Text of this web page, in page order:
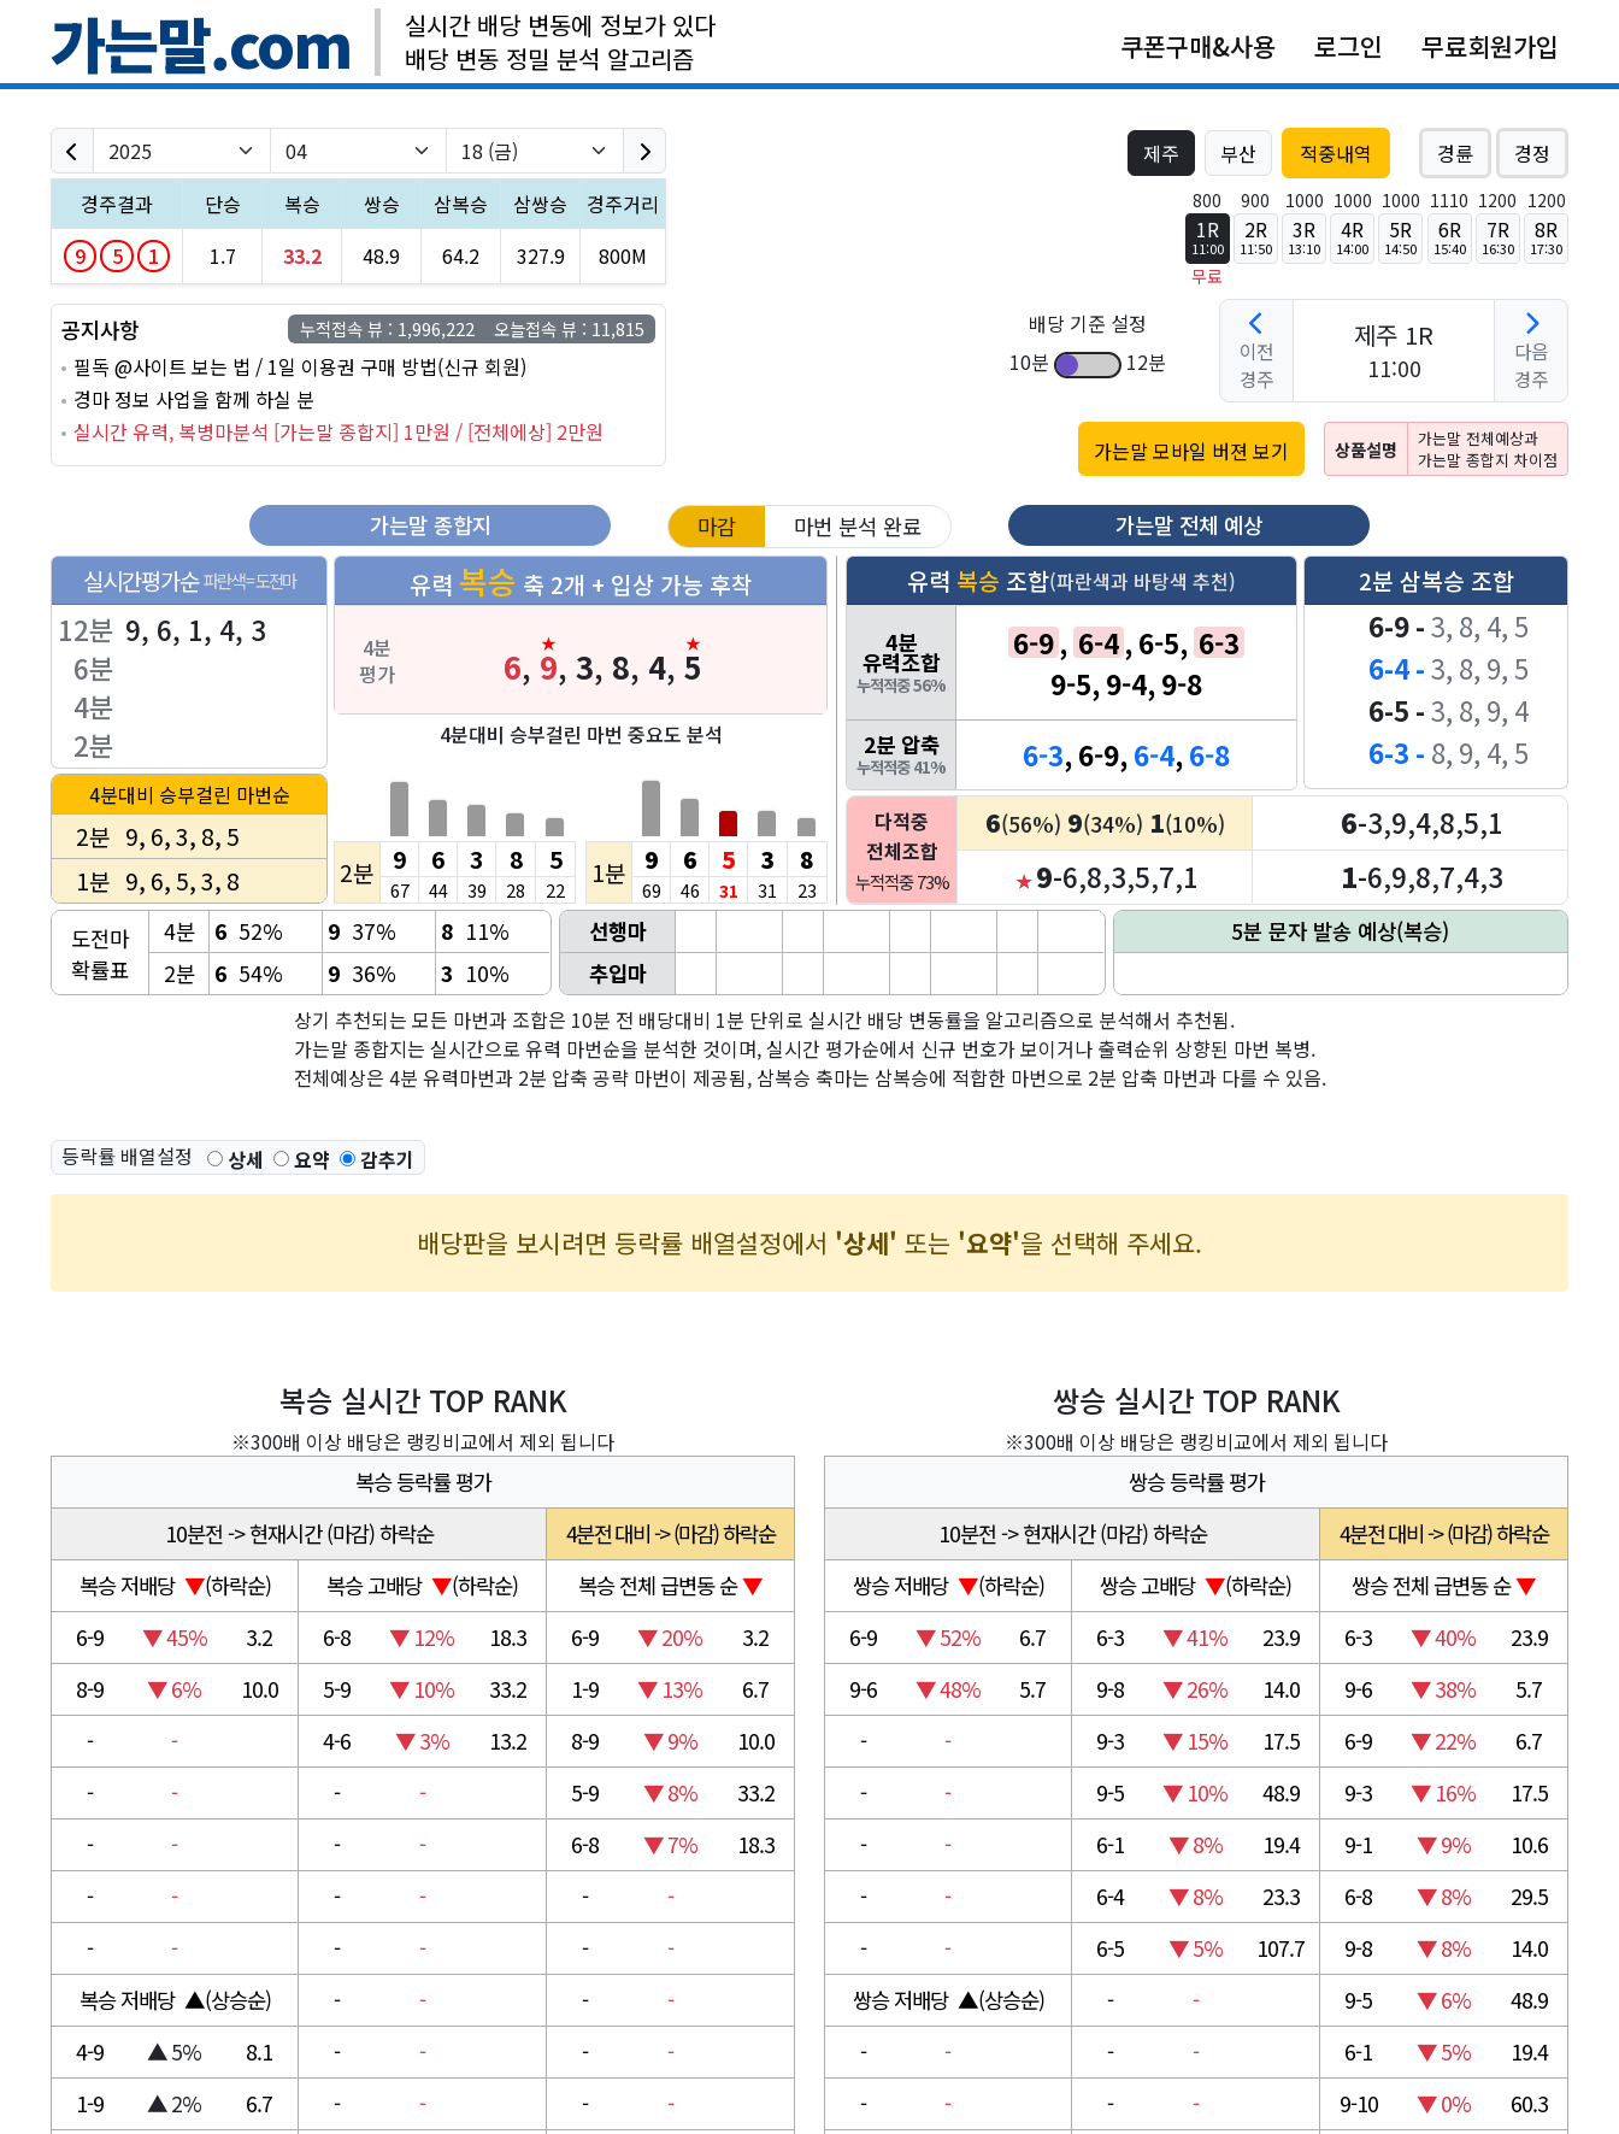
가는말.com
실시간 배당 변동에 정보가 있다
배당 변동 정밀 분석 알고리즘
쿠폰구매&사용 로그인 무료회원가입
경주결과 단승 복승 쌍승 삼복승 삼쌍승
경주거리
9
5 1 1.7 33.2 48.9 64.2 327.9 800M
공지사항 누적접속 뷰 : 1,996,222 오늘접속 뷰 : 11,815
필독 @사이트 보는 법 / 1일 이용권 구매 방법(신규 회원)
경마 정보 사업을 함께 하실 분
실시간 유력, 복병마분석 [가는말 종합지] 1만원 / [전체에상] 2만원
제주 부산 적중내역 경륜 경정
800
1R
11:00
무료
900
2R
11:50
1000
3R
13:10
1000
4R
14:00
1000
5R
14:50
1110
6R
15:40
1200
7R
16:30
1200
8R
17:30
배당 기준 설정
10분
12분
이전
경주
제주 1R
11:00
다음
경주
가는말 모바일 버젼 보기 상품설명
가는말 전체예상과
가는말 종합지 차이점
가는말 종합지 마감 마번 분석 완료 가는말 전체 예상
실시간평가순파란색 = 도전마
12분 9, 6, 1, 4, 3
6분
4분
2분
4분대비 승부걸린 마번순
2분 9, 6, 3, 8, 5
1분 9, 6, 5, 3, 8
유력 복승 축 2개 + 입상 가능 후착
4분
평가
6, 9,3, 8, 4,5
4분대비 승부걸린 마번 중요도 분석
2분 9 6 3 8 5
67 44 39 28 22
1분 9 6 5 3 8
69 46 31 31 23
유력 복승 조합(파란색과 바탕색 추천)
4분
유력조합
누적적중 56%
6-9, 6-4, 6-5, 6-3
9-5, 9-4, 9-8
2분 압축
누적적중 41% 6-3, 6-9, 6-4, 6-8
2분 삼복승 조합
6-9 -3, 8, 4, 5
6-4 -3, 8, 9, 5
6-5 -3, 8, 9, 4
6-3 - 8, 9, 4, 5
다적중
전체조합
누적적중 73%
6(56%) 9(34%) 1(10%) 6-3,9,4,8,5,1
★ 9-6,8,3,5,7,1 1-6,9,8,7,4,3
도전마
확률표
4분 6 52% 9 37% 8 11%
2분
6 54% 9 36% 3 10%
선행마
추입마
5분 문자 발송 예상(복승)
상기 추천되는 모든 마번과 조합은 10분 전 배당대비 1분 단위로 실시간 배당 변동률을 알고리즘으로 분석해서 추천됨.
가는말 종합지는 실시간으로 유력 마번순을 분석한 것이며, 실시간 평가순에서 신규 번호가 보이거나 출력순위 상향된 마번 복병.
전체예상은 4분 유력마번과 2분 압축 공략 마번이 제공됨, 삼복승 축마는 삼복승에 적합한 마번으로 2분 압축 마번과 다를 수 있음.
등락률 배열설정 상세 요약 감추기
배당판을 보시려면 등락률 배열설정에서 '상세' 또는 '요약'을 선택해 주세요.
복승 실시간 TOP RANK
※300배 이상 배당은 랭킹비교에서 제외 됩니다
복승 등락률 평가
10분전 -> 현재시간 (마감) 하락순
4분전 대비 -> (마감) 하락순
복승 저배당 ▼(하락순) 복승 고배당 ▼(하락순) 복승 전체 급변동 순▼
6-9
▼ 45% 3.2 6-8 ▼ 12% 18.3 6-9 ▼ 20%
3.2
8-9
▼ 6% 10.0 5-9 ▼ 10% 33.2 1-9 ▼ 13%
6.7
-
- 4-6 ▼ 3% 13.2 8-9 ▼ 9%
10.0
-
- - - 5-9 ▼ 8%
33.2
-
- - - 6-8 ▼ 7%
18.3
-
- - - -
-
-
- - - -
-
복승 저배당 ▲(상승순)
- - -
-
4-9
▲ 5% 8.1 - - -
-
1-9
▲ 2% 6.7 - - -
-
쌍승 실시간 TOP RANK
※300배 이상 배당은 랭킹비교에서 제외 됩니다
쌍승 등락률 평가
10분전 -> 현재시간 (마감) 하락순
4분전 대비 -> (마감) 하락순
쌍승 저배당 ▼(하락순) 쌍승 고배당 ▼(하락순) 쌍승 전체 급변동 순▼
6-9
▼ 52% 6.7 6-3 ▼ 41% 23.9 6-3 ▼ 40%
23.9
9-6
▼ 48% 5.7 9-8 ▼ 26% 14.0 9-6 ▼ 38%
5.7
-
- 9-3 ▼ 15% 17.5 6-9 ▼ 22%
6.7
-
- 9-5 ▼ 10% 48.9 9-3 ▼ 16%
17.5
-
- 6-1 ▼ 8% 19.4 9-1 ▼ 9%
10.6
-
- 6-4 ▼ 8% 23.3 6-8 ▼ 8%
29.5
-
- 6-5 ▼ 5% 107.7 9-8 ▼ 8%
14.0
쌍승 저배당 ▲(상승순)
- - 9-5 ▼ 6%
48.9
-
- - - 6-1 ▼ 5%
19.4
-
- - - 9-10 ▼ 0%
60.3